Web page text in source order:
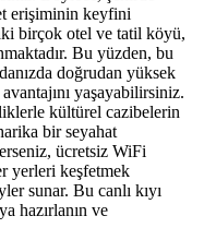
erişiminin keyfini
birçok otel ve tatil köyü,
Bu yüzden, bu
doğrudan yüksek
yaşayabilirsiniz.
kültürel cazibelerin
bir seyahat
ücretsiz WiFi
yerleri keşfetmek
sunar. Bu canlı kıyı
hazırlanın ve